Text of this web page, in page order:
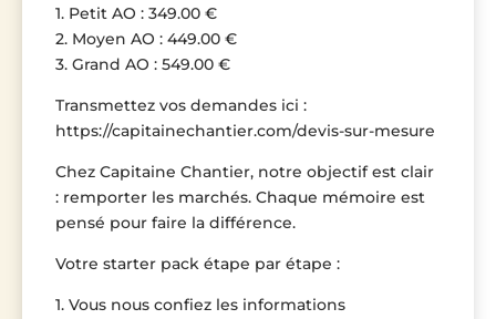
1. Petit AO : 349.00 €
2. Moyen AO : 449.00 €
3. Grand AO : 549.00 €
Transmettez vos demandes ici :
https://capitainechantier.com/devis-sur-mesure
Chez Capitaine Chantier, notre objectif est clair
: remporter les marchés. Chaque mémoire est
pensé pour faire la différence.
Votre starter pack étape par étape :
1. Vous nous confiez les informations